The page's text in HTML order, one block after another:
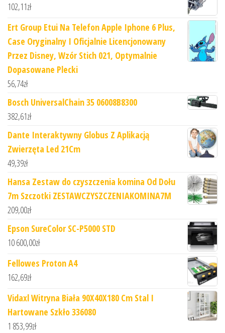
102,11zł
Ert Group Etui Na Telefon Apple Iphone 6 Plus,
Case Oryginalny I Oficjalnie Licencjonowany
Przez Disney, Wzór Stich 021, Optymalnie
Dopasowane Plecki
56,74zł
Bosch UniversalChain 35 06008B8300
382,61zł
Dante Interaktywny Globus Z Aplikacją
Zwierzęta Led 21Cm
49,39zł
Hansa Zestaw do czyszczenia komina Od Dołu
7m Szczotki ZESTAWCZYSZCZENIAKOMINA7M
209,00zł
Epson SureColor SC-P5000 STD
10 600,00zł
Fellowes Proton A4
162,69zł
Vidaxl Witryna Biała 90X40X180 Cm Stal I
Hartowane Szkło 336080
1 853,99zł